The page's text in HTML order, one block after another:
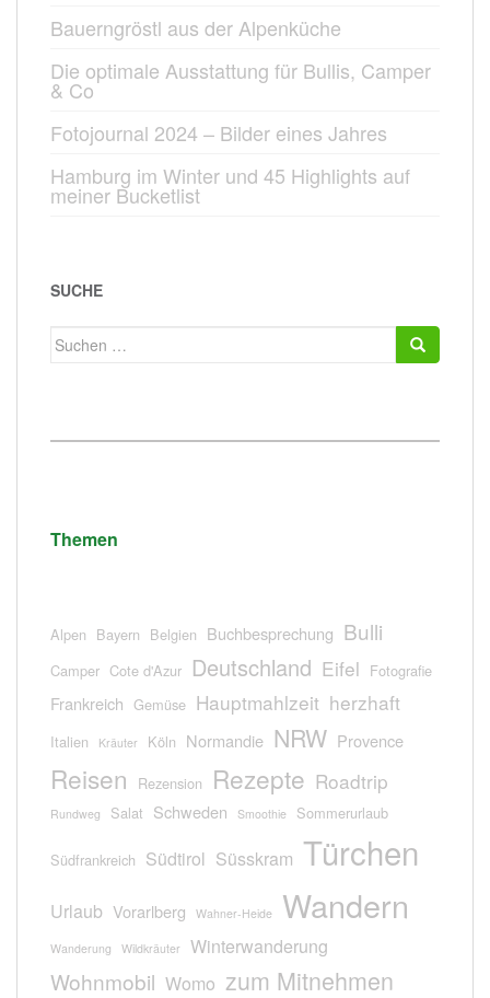
Bauerngröstl aus der Alpenküche
Die optimale Ausstattung für Bullis, Camper
& Co
Fotojournal 2024 – Bilder eines Jahres
Hamburg im Winter und 45 Highlights auf
meiner Bucketlist
SUCHE
Suchen
Themen
Alpen Bayern Belgien Buchbesprechung Bulli
Camper Cote d'Azur Deutschland Eifel Fotografie
Frankreich Gemüse Hauptmahlzeit herzhaft
Italien Kräuter Köln Normandie NRW Provence
Reisen Rezension Rezepte Roadtrip
Rundweg Salat Schweden Smoothie Sommerurlaub
Südfrankreich Südtirol Süsskram Türchen
Urlaub Vorarlberg Wahner-Heide Wandern
Wanderung Wildkräuter Winterwanderung
Wohnmobil Womo zum Mitnehmen